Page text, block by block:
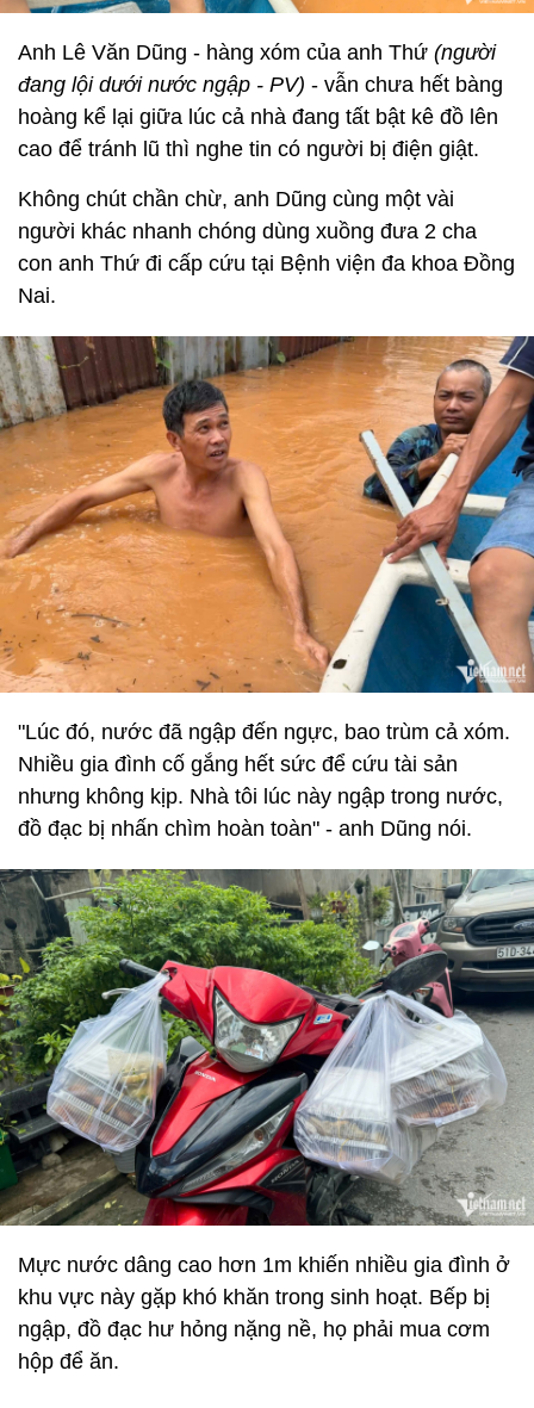
Anh Lê Văn Dũng - hàng xóm của anh Thứ (người
đang lội dưới nước ngập - PV) - vẫn chưa hết bàng
hoàng kể lại giữa lúc cả nhà đang tất bật kê đồ lên
cao để tránh lũ thì nghe tin có người bị điện giật.
Không chút chần chừ, anh Dũng cùng một vài
người khác nhanh chóng dùng xuồng đưa 2 cha
con anh Thứ đi cấp cứu tại Bệnh viện đa khoa Đồng
Nai.
"Lúc đó, nước đã ngập đến ngực, bao trùm cả xóm.
Nhiều gia đình cố gắng hết sức để cứu tài sản
nhưng không kịp. Nhà tôi lúc này ngập trong nước,
đồ đạc bị nhấn chìm hoàn toàn" - anh Dũng nói.
Mực nước dâng cao hơn 1m khiến nhiều gia đình ở
khu vực này gặp khó khăn trong sinh hoạt. Bếp bị
ngập, đồ đạc hư hỏng nặng nề, họ phải mua cơm
hộp để ăn.